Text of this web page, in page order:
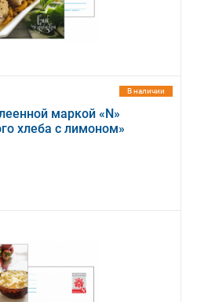
В наличии
маркой «N»
хлеба с лимоном»